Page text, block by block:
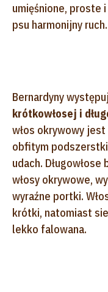
umięśnione, proste
psu harmonijny ruch.
Bernardyny
krótkowłosej i
włos okrywowy
obfitym
udach.
włosy okrywowe,
wyraźne portki.
krótki, natomiast
lekko falowana.